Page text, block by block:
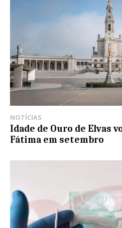
NOTÍCIAS
Idade de Ouro de Elvas
Fátima em setembro